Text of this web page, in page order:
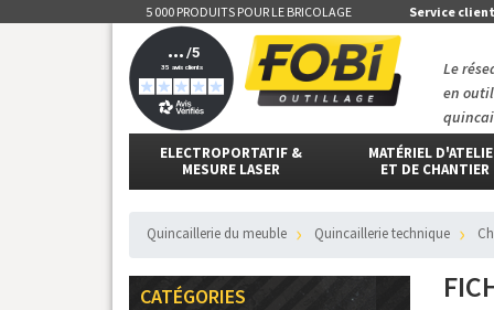
5 000 PRODUITS POUR LE BRICOLAGE Service client
Le
en
ELECTROPORTATIF &
MESURE LASER
MATÉRIEL
ET DE CHANTIER
Quincaillerie du meuble Quincaillerie technique
CATÉGORIES